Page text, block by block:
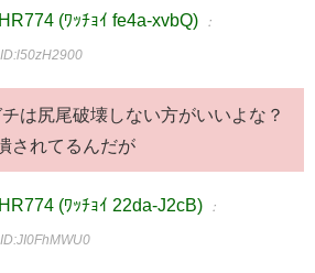
(ﾜｯﾁｮｲ fe4a-xvbQ) ：
ID:l50zH2900
は尻尾破壊しない方がいいよな？
されてるんだが
(ﾜｯﾁｮｲ 22da-J2cB) ：
ID:JI0FhMWU0